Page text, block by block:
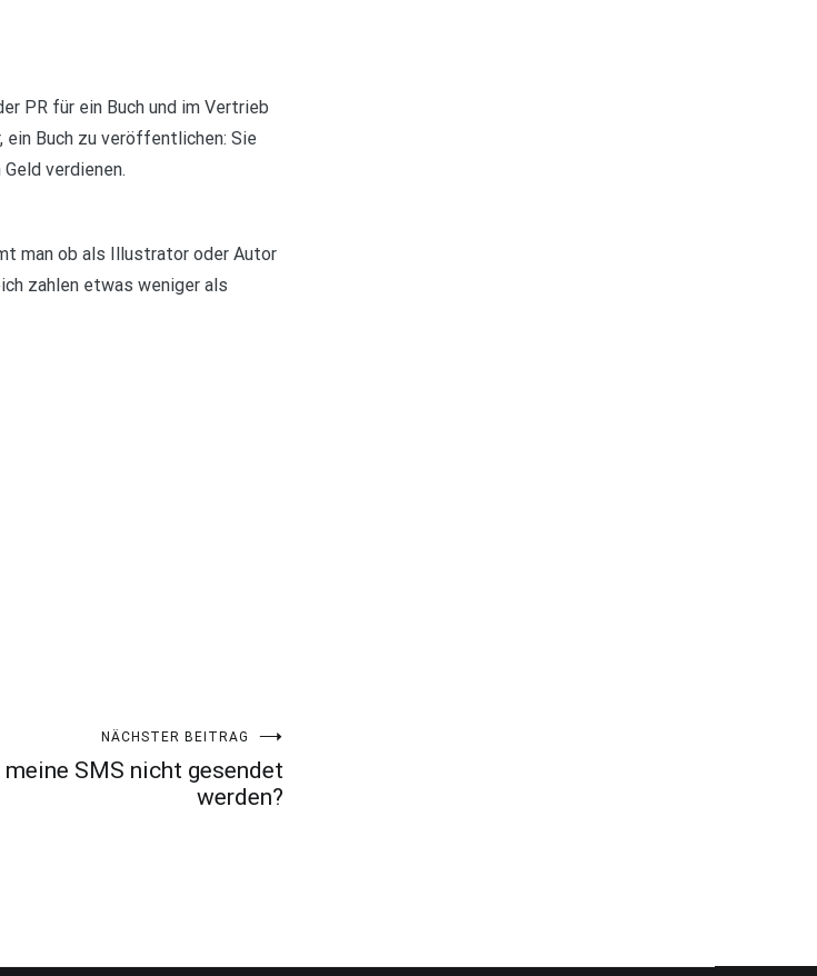
PR für ein Buch und im Vertrieb
Buch zu veröffentlichen: Sie
verdienen.
man ob als Illustrator oder Autor
zahlen etwas weniger als
NÄCHSTER BEITRAG
meine SMS nicht gesendet
werden?